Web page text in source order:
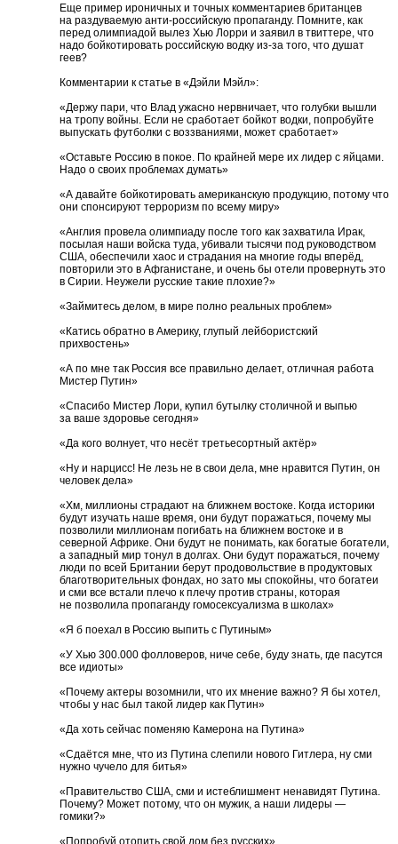
Еще пример ироничных и точных комментариев британцев
на раздуваемую анти-российскую пропаганду. Помните, как
перед олимпиадой вылез Хью Лорри и заявил в твиттере, что
надо бойкотировать российскую водку из-за того, что душат
геев?
Комментарии к статье в «Дэйли Мэйл»:
«Держу пари, что Влад ужасно нервничает, что голубки вышли
на тропу войны. Если не сработает бойкот водки, попробуйте
выпускать футболки с воззваниями, может сработает»
«Оставьте Россию в покое. По крайней мере их лидер с яйцами.
Надо о своих проблемах думать»
«А давайте бойкотировать американскую продукцию, потому что
они спонсируют терроризм по всему миру»
«Англия провела олимпиаду после того как захватила Ирак,
посылая наши войска туда, убивали тысячи под руководством
США, обеспечили хаос и страдания на многие годы вперёд,
повторили это в Афганистане, и очень бы отели провернуть это
в Сирии. Неужели русские такие плохие?»
«Займитесь делом, в мире полно реальных проблем»
«Катись обратно в Америку, глупый лейбористский
прихвостень»
«А по мне так Россия все правильно делает, отличная работа
Мистер Путин»
«Спасибо Мистер Лори, купил бутылку столичной и выпью
за ваше здоровье сегодня»
«Да кого волнует, что несёт третьесортный актёр»
«Ну и нарцисс! Не лезь не в свои дела, мне нравится Путин, он
человек дела»
«Хм, миллионы страдают на ближнем востоке. Когда историки
будут изучать наше время, они будут поражаться, почему мы
позволили миллионам погибать на ближнем востоке и в
северной Африке. Они будут не понимать, как богатые богатели,
а западный мир тонул в долгах. Они будут поражаться, почему
люди по всей Британии берут продовольствие в продуктовых
благотворительных фондах, но зато мы спокойны, что богатеи
и сми все встали плечо к плечу против страны, которая
не позволила пропаганду гомосексуализма в школах»
«Я б поехал в Россию выпить с Путиным»
«У Хью 300.000 фолловеров, ниче себе, буду знать, где пасутся
все идиоты»
«Почему актеры возомнили, что их мнение важно? Я бы хотел,
чтобы у нас был такой лидер как Путин»
«Да хоть сейчас поменяю Камерона на Путина»
«Сдаётся мне, что из Путина слепили нового Гитлера, ну сми
нужно чучело для битья»
«Правительство США, сми и истеблишмент ненавидят Путина.
Почему? Может потому, что он мужик, а наши лидеры —
гомики?»
«Попробуй отопить свой дом без русских»